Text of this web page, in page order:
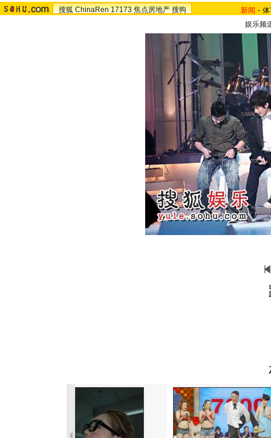
搜狐 ChinaRen 17173 焦点房地产 搜狗 新闻 -
娱乐频